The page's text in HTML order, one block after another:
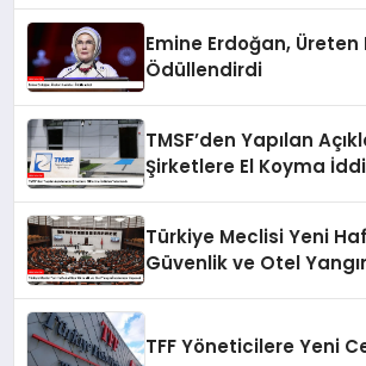
Emine Erdoğan, Üreten
Ödüllendirdi
TMSF’den Yapılan
Şirketlere El Koyma
Türkiye Meclisi Yeni
Güvenlik ve Otel
TFF Yöneticilere Yeni